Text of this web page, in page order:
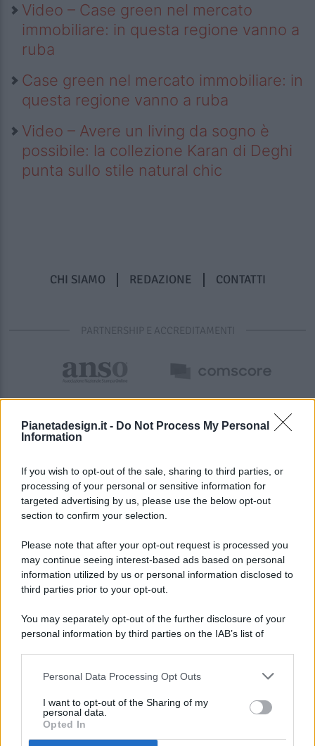
Pianetadesign.it - Do Not Process My Personal
Information
If you wish to opt-out of the sale, sharing to third parties, or
processing of your personal or sensitive information for
targeted advertising by us, please use the below opt-out
section to confirm your selection.
Please note that after your opt-out request is processed you
may continue seeing interest-based ads based on personal
information utilized by us or personal information disclosed to
third parties prior to your opt-out.
You may separately opt-out of the further disclosure of your
personal information by third parties on the IAB’s list of
This information may also be disclosed by us to third parties
disclose it to other third parties.
Personal Data Processing Opt Outs
I want to opt-out of the Sharing of my
personal data.
Opted In
Video – Case green nel mercato
immobiliare: in questa regione vanno a
ruba
Case green nel mercato immobiliare: in
questa regione vanno a ruba
Video – Avere un living da sogno è
possibile: la collezione Karan di Deghi
punta sullo stile natural chic
CHI SIAMO REDAZIONE CONTATTI
PARTNERSHIP E ACCREDITAMENTI
© 2026 - Pianeta Design - P.IVA 04827280654 - Testata
Registrata Al Tribunale Di Nocera Inferiore N. 8/2020 - RG N.
ISCRIZIONE AL ROC N. 35792 – ISCRITTA ALL’ANSO
(ASSOCIAZIONE NAZIONALE STAMPA ONLINE)
PREFERENZE PRIVACY